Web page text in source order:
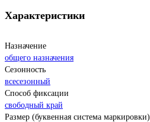
Характеристики
Назначение
общего назначения
Сезонность
всесезонный
Способ фиксации
свободный край
Размер (буквенная система маркировки)